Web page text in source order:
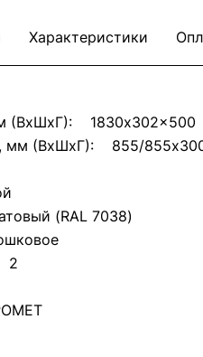
Характеристики
(ВхШхГ): 1830x302x500
мм (ВхШхГ): 855/
(RAL 7038)
2